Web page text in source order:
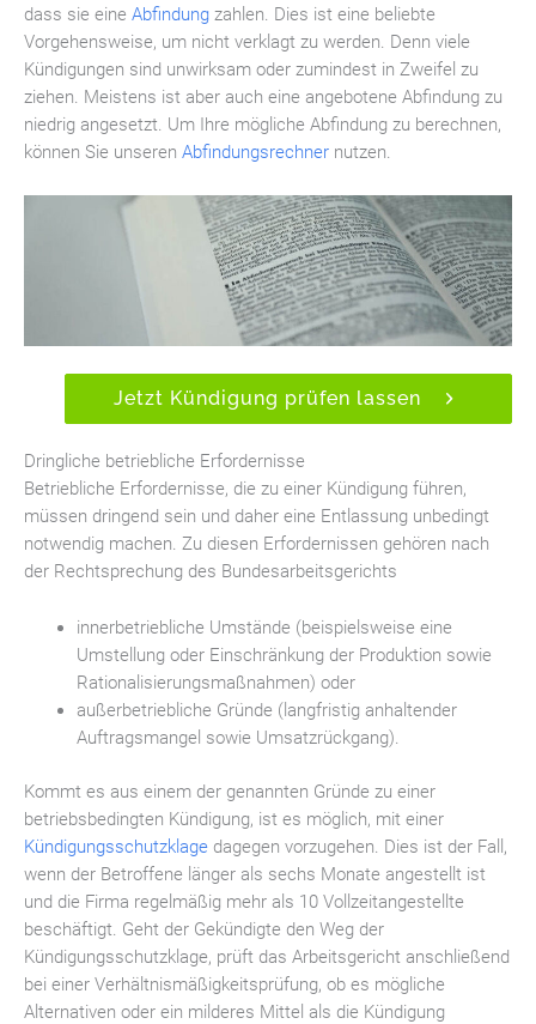
dass sie eine Abfindung zahlen. Dies ist eine beliebte
Vorgehensweise, um nicht verklagt zu werden. Denn viele
Kündigungen sind unwirksam oder zumindest in Zweifel zu
ziehen. Meistens ist aber auch eine angebotene Abfindung zu
niedrig angesetzt. Um Ihre mögliche Abfindung zu berechnen,
können Sie unseren Abfindungsrechner nutzen.
Jetzt Kündigung prüfen lassen
Dringliche betriebliche Erfordernisse
Betriebliche Erfordernisse, die zu einer Kündigung führen,
müssen dringend sein und daher eine Entlassung unbedingt
notwendig machen. Zu diesen Erfordernissen gehören nach
der Rechtsprechung des Bundesarbeitsgerichts
innerbetriebliche Umstände (beispielsweise eine
Umstellung oder Einschränkung der Produktion sowie
Rationalisierungsmaßnahmen) oder
außerbetriebliche Gründe (langfristig anhaltender
Auftragsmangel sowie Umsatzrückgang).
Kommt es aus einem der genannten Gründe zu einer
betriebsbedingten Kündigung, ist es möglich, mit einer
Kündigungsschutzklage dagegen vorzugehen. Dies ist der Fall,
wenn der Betroffene länger als sechs Monate angestellt ist
und die Firma regelmäßig mehr als 10 Vollzeitangestellte
beschäftigt. Geht der Gekündigte den Weg der
Kündigungsschutzklage, prüft das Arbeitsgericht anschließend
bei einer Verhältnismäßigkeitsprüfung, ob es mögliche
Alternativen oder ein milderes Mittel als die Kündigung